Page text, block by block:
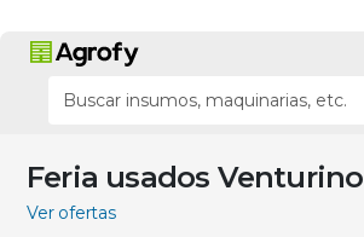
Feria usados Venturino
Ver ofertas